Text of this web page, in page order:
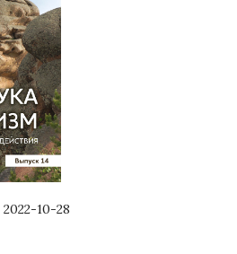
2022-10-28